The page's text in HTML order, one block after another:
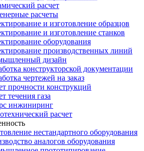
расчет
расчеты
и изготовление образцов
и изготовление станков
оборудования
производственных линий
дизайн
конструкторской документации
чертежей на заказ
прочности конструкций
течения газа
инжиниринг
расчет
нестандартного оборудования
аналогов оборудования